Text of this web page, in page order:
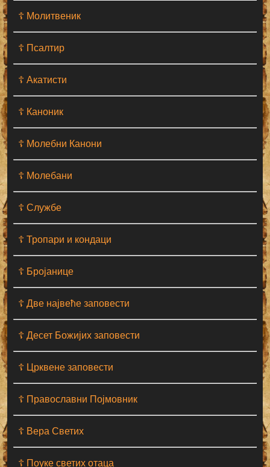
☦ Молитвеник
☦ Псалтир
☦ Акатисти
☦ Каноник
☦ Молебни Канони
☦ Молебани
☦ Службе
☦ Тропари и кондаци
☦ Бројанице
☦ Две највеће заповести
☦ Десет Божијих заповести
☦ Црквене заповести
☦ Православни Појмовник
☦ Вера Светих
☦ Поуке светих отаца